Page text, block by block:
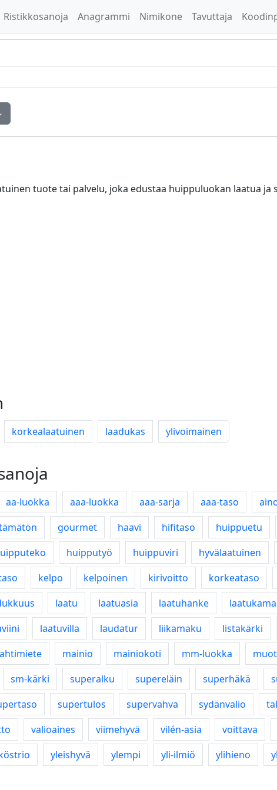
Ristikkosanoja Anagrammi Nimikone Tavuttaja
tuote tai palvelu, joka edustaa huippuluokan laatua ja
korkealaatuinen laadukas ylivoimainen
aa-luokka aaa-luokka aaa-sarja aaa-taso
gourmet haavi hifitaso huippuetu
huipputyö huippuviri hyvälaatuinen
kelpo kelpoinen kirivoitto korkeataso
laatu laatuasia laatuhanke laatukama
laatuvilla laudatur liikamaku listakärki
mainio mainiokoti mm-luokka
sm-kärki superalku supereläin superhäkä
supertulos supervahva sydänvalio
valioaines viimehyvä vilén-asia voittava
yleishyvä ylempi yli-ilmiö ylihieno